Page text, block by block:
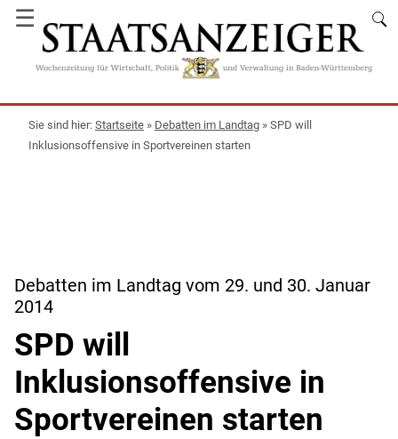
☰
Startseite » Debatten im Landtag » SPD will
Inklusionsoffensive in Sportvereinen starten
Debatten im Landtag vom 29. und 30. Januar
2014
SPD will
Inklusionsoffensive in
Sportvereinen starten